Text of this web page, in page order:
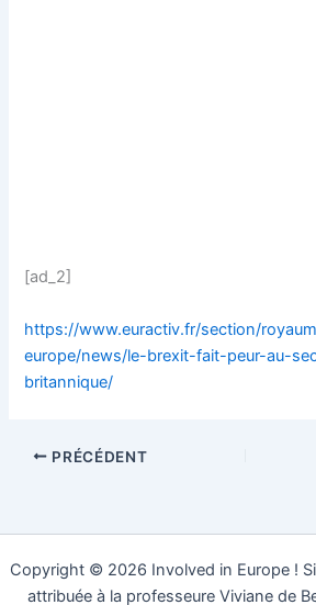
[ad_2]
https://www.euractiv.fr/section/
europe/news/le-brexit-fait-peur-au-
britannique/
PRÉCÉDENT
Copyright © 2026 Involved in Europe !
attribuée à la professeure Viviane de